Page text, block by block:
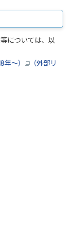
については、以
年～）
（外部リ